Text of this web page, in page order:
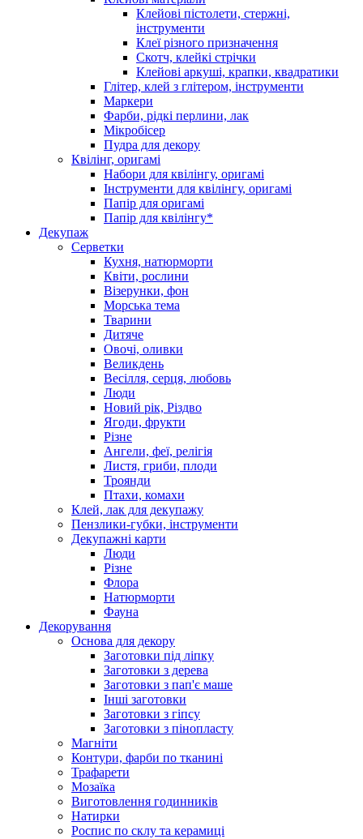
Клейові пістолети, стержні,
інструменти
Клеї різного призначення
Скотч, клейкі стрічки
Клейові аркуші, крапки, квадратики
Глітер, клей з глітером, інструменти
Маркери
Фарби, рідкі перлини, лак
Мікробісер
Пудра для декору
Квілінг, оригамі
Набори для квілінгу, оригамі
Інструменти для квілінгу, оригамі
Папір для оригамі
Папір для квілінгу*
Декупаж
Серветки
Кухня, натюрморти
Квіти, рослини
Візерунки, фон
Морська тема
Тварини
Дитяче
Овочі, оливки
Великдень
Весілля, серця, любовь
Люди
Новий рік, Різдво
Ягоди, фрукти
Різне
Ангели, феї, релігія
Листя, гриби, плоди
Троянди
Птахи, комахи
Клей, лак для декупажу
Пензлики-губки, інструменти
Декупажні карти
Люди
Різне
Флора
Натюрморти
Фауна
Декорування
Основа для декору
Заготовки під ліпку
Заготовки з дерева
Заготовки з пап'є маше
Інші заготовки
Заготовки з гіпсу
Заготовки з пінопласту
Магніти
Контури, фарби по тканині
Трафарети
Мозаїка
Виготовлення годинників
Натирки
Роспис по склу та керамиці